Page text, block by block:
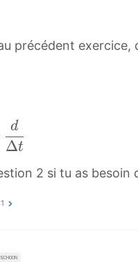
précédent
Δt
d
2 si tu as besoin